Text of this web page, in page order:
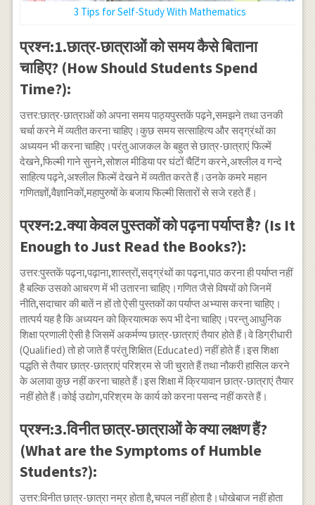
3 Tips for Self-Study With Mathematics
प्रश्न:1.छात्र-छात्राओं को समय कैसे बिताना
चाहिए? (How Should Students Spend
Time?):
उत्तर:छात्र-छात्राओं को अपना समय पाठ्यपुस्तकें पढ़ने,समझने तथा उनकी
चर्चा करने में व्यतीत करना चाहिए।कुछ समय सत्साहित्य और सद्ग्रंथों का
अध्ययन भी करना चाहिए।परंतु आजकल के बहुत से छात्र-छात्राएं फिल्में
देखने,फिल्मी गाने सुनने,सोशल मीडिया पर घंटों चैटिंग करने,अश्लील व गन्दे
साहित्य पढ़ने,अश्लील फिल्में देखने में व्यतीत करते हैं।उनके कमरे महान
गणितज्ञों,वैज्ञानिकों,महापुरुषों के बजाय फिल्मी सितारों से सजे रहते हैं।
प्रश्न:2.क्या केवल पुस्तकों को पढ़ना पर्याप्त है? (Is It
Enough to Just Read the Books?):
उत्तर:पुस्तकें पढ़ना,पढ़ाना,शास्त्रों,सद्ग्रंथों का पढ़ना,पाठ करना ही पर्याप्त नहीं
है बल्कि उसको आचरण में भी उतारना चाहिए।गणित जैसे विषयों को जिनमें
नीति,सदाचार की बातें न हों तो ऐसी पुस्तकों का पर्याप्त अभ्यास करना चाहिए।
तात्पर्य यह है कि अध्ययन को क्रियात्मक रूप भी देना चाहिए।परन्तु आधुनिक
शिक्षा प्रणाली ऐसी है जिसमें अकर्मण्य छात्र-छात्राएं तैयार होते हैं।वे डिग्रीधारी
(Qualified) तो हो जाते हैं परंतु शिक्षित (Educated) नहीं होते हैं।इस शिक्षा
पद्धति से तैयार छात्र-छात्राएं परिश्रम से जी चुराते हैं तथा नौकरी हासिल करने
के अलावा कुछ नहीं करना चाहते हैं।इस शिक्षा में क्रियावान छात्र-छात्राएं तैयार
नहीं होते हैं।कोई उद्योग,परिश्रम के कार्य को करना पसन्द नहीं करते हैं।
प्रश्न:3.विनीत छात्र-छात्राओं के क्या लक्षण हैं?
(What are the Symptoms of Humble
Students?):
उत्तर:विनीत छात्र-छात्रा नम्र होता है,चपल नहीं होता है।धोखेबाज नहीं होता